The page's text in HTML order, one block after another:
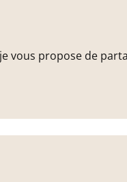
vous propose de